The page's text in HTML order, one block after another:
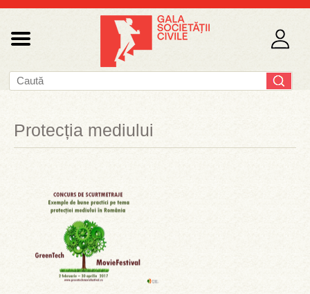
Protecția mediului